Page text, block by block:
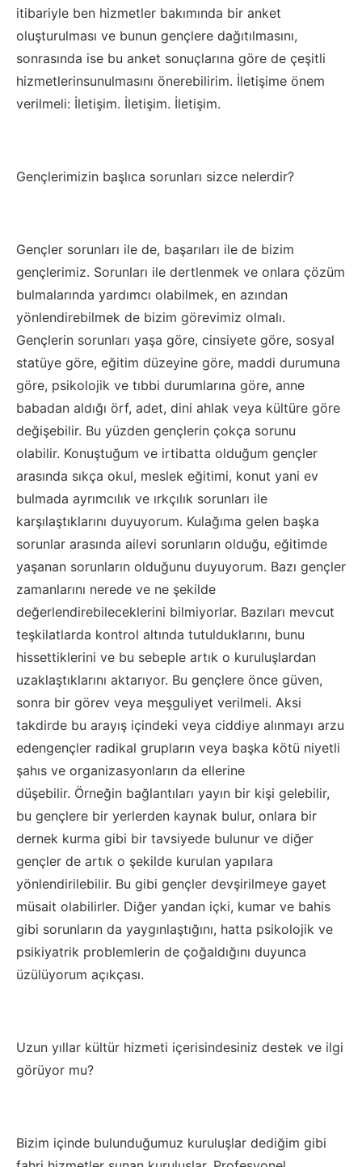
itibariyle ben hizmetler bakımında bir anket
oluşturulması ve bunun gençlere dağıtılmasını,
sonrasında ise bu anket sonuçlarına göre de çeşitli
hizmetlerinsunulmasını önerebilirim. İletişime önem
verilmeli: İletişim. İletişim. İletişim.
Gençlerimizin başlıca sorunları sizce nelerdir?
Gençler sorunları ile de, başarıları ile de bizim
gençlerimiz. Sorunları ile dertlenmek ve onlara çözüm
bulmalarında yardımcı olabilmek, en azından
yönlendirebilmek de bizim görevimiz olmalı.
Gençlerin sorunları yaşa göre, cinsiyete göre, sosyal
statüye göre, eğitim düzeyine göre, maddi durumuna
göre, psikolojik ve tıbbi durumlarına göre, anne
babadan aldığı örf, adet, dini ahlak veya kültüre göre
değişebilir. Bu yüzden gençlerin çokça sorunu
olabilir. Konuştuğum ve irtibatta olduğum gençler
arasında sıkça okul, meslek eğitimi, konut yani ev
bulmada ayrımcılık ve ırkçılık sorunları ile
karşılaştıklarını duyuyorum. Kulağıma gelen başka
sorunlar arasında ailevi sorunların olduğu, eğitimde
yaşanan sorunların olduğunu duyuyorum. Bazı gençler
zamanlarını nerede ve ne şekilde
değerlendirebileceklerini bilmiyorlar. Bazıları mevcut
teşkilatlarda kontrol altında tutulduklarını, bunu
hissettiklerini ve bu sebeple artık o kuruluşlardan
uzaklaştıklarını aktarıyor. Bu gençlere önce güven,
sonra bir görev veya meşguliyet verilmeli. Aksi
takdirde bu arayış içindeki veya ciddiye alınmayı arzu
edengençler radikal grupların veya başka kötü niyetli
şahıs ve organizasyonların da ellerine
düşebilir. Örneğin bağlantıları yayın bir kişi gelebilir,
bu gençlere bir yerlerden kaynak bulur, onlara bir
dernek kurma gibi bir tavsiyede bulunur ve diğer
gençler de artık o şekilde kurulan yapılara
yönlendirilebilir. Bu gibi gençler devşirilmeye gayet
müsait olabilirler. Diğer yandan içki, kumar ve bahis
gibi sorunların da yaygınlaştığını, hatta psikolojik ve
psikiyatrik problemlerin de çoğaldığını duyunca
üzülüyorum açıkçası.
Uzun yıllar kültür hizmeti içerisindesiniz destek ve ilgi
görüyor mu?
Bizim içinde bulunduğumuz kuruluşlar dediğim gibi